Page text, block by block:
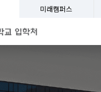
미래캠퍼스